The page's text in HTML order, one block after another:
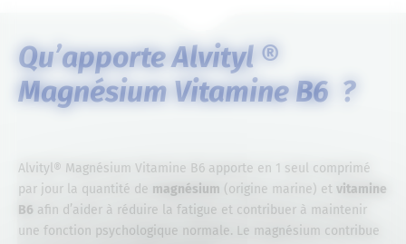
Qu’apporte Alvityl ®
Magnésium Vitamine B6 ?
Alvityl® Magnésium Vitamine B6 apporte en 1 seul comprimé
par jour la quantité de magnésium (origine marine) et vitamine
B6 afin d’aider à réduire la fatigue et contribuer à maintenir
une fonction psychologique normale. Le magnésium contribue